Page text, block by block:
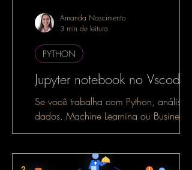
Jupyter notebook no Vscode
Se você trabalha com Python, análise de
dados, Machine Learning ou Business
Intelligence, é muito provável que já
PYTHON
Amanda Nascimento
3 min de leitura